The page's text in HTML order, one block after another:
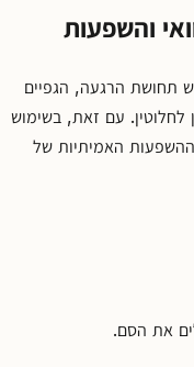
והשפעות
תחושת הרגעה, הגפיים
לחלוטין. עם זאת, בשימוש
האמיתיות של
את הסם.